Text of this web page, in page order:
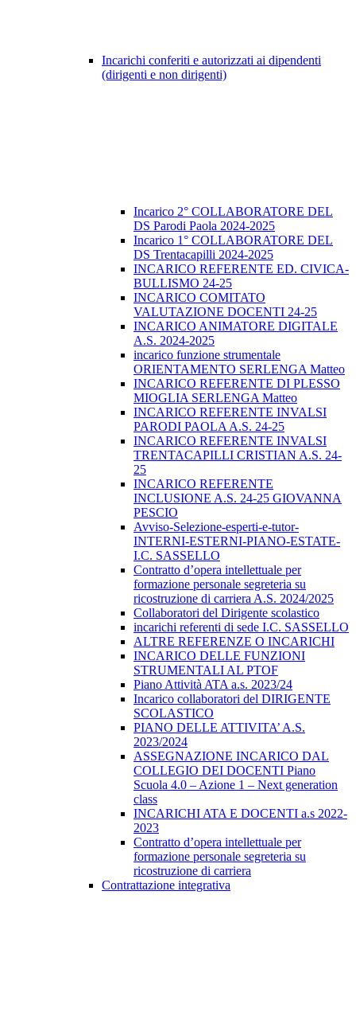
Incarichi conferiti e autorizzati ai dipendenti
(dirigenti e non dirigenti)
Incarico 2° COLLABORATORE DEL
DS Parodi Paola 2024-2025
Incarico 1° COLLABORATORE DEL
DS Trentacapilli 2024-2025
INCARICO REFERENTE ED. CIVICA-
BULLISMO 24-25
INCARICO COMITATO
VALUTAZIONE DOCENTI 24-25
INCARICO ANIMATORE DIGITALE
A.S. 2024-2025
incarico funzione strumentale
ORIENTAMENTO SERLENGA Matteo
INCARICO REFERENTE DI PLESSO
MIOGLIA SERLENGA Matteo
INCARICO REFERENTE INVALSI
PARODI PAOLA A.S. 24-25
INCARICO REFERENTE INVALSI
TRENTACAPILLI CRISTIAN A.S. 24-
25
INCARICO REFERENTE
INCLUSIONE A.S. 24-25 GIOVANNA
PESCIO
Avviso-Selezione-esperti-e-tutor-
INTERNI-ESTERNI-PIANO-ESTATE-
I.C. SASSELLO
Contratto d’opera intellettuale per
formazione personale segreteria su
ricostruzione di carriera A.S. 2024/2025
Collaboratori del Dirigente scolastico
incarichi referenti di sede I.C. SASSELLO
ALTRE REFERENZE O INCARICHI
INCARICO DELLE FUNZIONI
STRUMENTALI AL PTOF
Piano Attività ATA a.s. 2023/24
Incarico collaboratori del DIRIGENTE
SCOLASTICO
PIANO DELLE ATTIVITA’ A.S.
2023/2024
ASSEGNAZIONE INCARICO DAL
COLLEGIO DEI DOCENTI Piano
Scuola 4.0 – Azione 1 – Next generation
class
INCARICHI ATA E DOCENTI a.s 2022-
2023
Contratto d’opera intellettuale per
formazione personale segreteria su
ricostruzione di carriera
Contrattazione integrativa